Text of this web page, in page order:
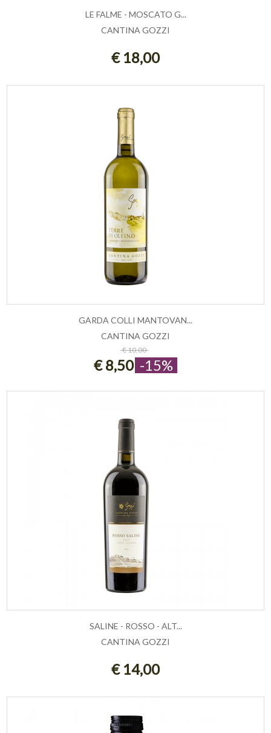
AGGIUNGI AL CARRELLO
LE FALME - MOSCATO G...
CANTINA GOZZI
€ 18,00
AGGIUNGI AL CARRELLO
GARDA COLLI MANTOVAN...
CANTINA GOZZI
€ 10,00
€ 8,50 -15%
AGGIUNGI AL CARRELLO
SALINE - ROSSO - ALT...
CANTINA GOZZI
€ 14,00